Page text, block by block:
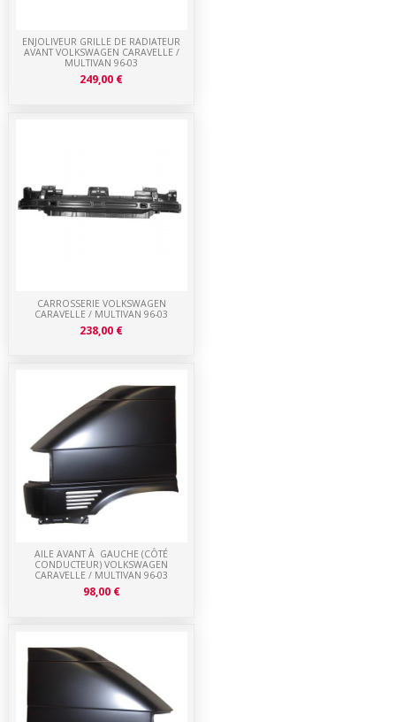
AILE AVANT À GAUCHE (CÔTÉ
CONDUCTEUR) VOLKSWAGEN
CARAVELLE / MULTIVAN 96-03
98,00 €
CARROSSERIE VOLKSWAGEN
CARAVELLE / MULTIVAN 96-03
238,00 €
ENJOLIVEUR GRILLE DE RADIATEUR
AVANT VOLKSWAGEN CARAVELLE /
MULTIVAN 96-03
249,00 €